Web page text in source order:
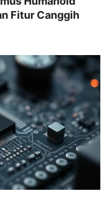
Fitur Canggih